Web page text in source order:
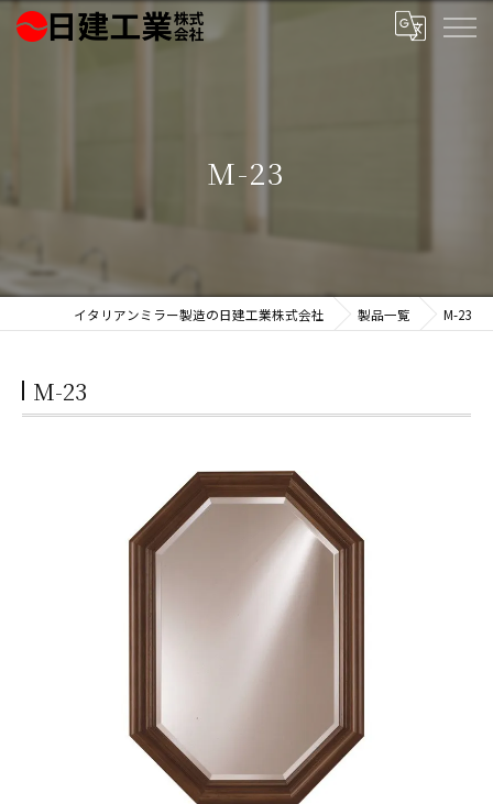
M-23
イタリアンミラー製造の日建工業株式会社 製品一覧 M-23
M-23